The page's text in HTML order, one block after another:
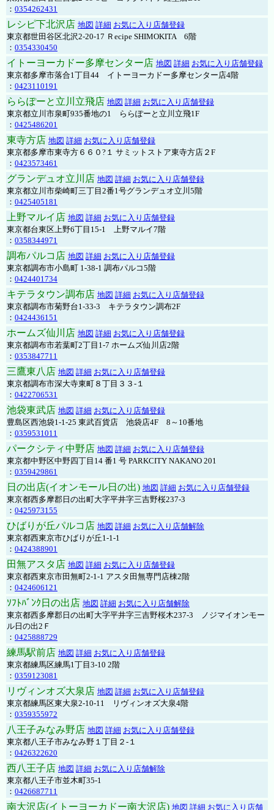
： 0354262431
レシピ下北沢店 地図 詳細 お気に入り店舗登録
東京都世田谷区北沢2-20-17 Ｒecipe SHIMOKITA 6階
： 0354330450
イトーヨーカドー多摩センター店 地図 詳細 お気に入り店舗登録
東京都多摩市落合1丁目44 イトーヨーカドー多摩センター店4階
： 0423110191
ららぽーと立川立飛店 地図 詳細 お気に入り店舗登録
東京都立川市泉町935番地の1 ららぽーと立川立飛1F
： 0425486201
東寺方店 地図 詳細 お気に入り店舗登録
東京都多摩市東寺方６６０?１ サミットストア東寺方店２F
： 0423573461
グランデュオ立川店 地図 詳細 お気に入り店舗登録
東京都立川市柴崎町三丁目2番1号グランデュオ立川5階
： 0425405181
上野マルイ店 地図 詳細 お気に入り店舗登録
東京都台東区上野6丁目15-1 上野マルイ7階
： 0358344971
調布パルコ店 地図 詳細 お気に入り店舗登録
東京都調布市小島町 1-38-1 調布パルコ5階
： 0424401734
キテラタウン調布店 地図 詳細 お気に入り店舗登録
東京都調布市菊野台1-33-3 キテラタウン調布2F
： 0424436151
ホームズ仙川店 地図 詳細 お気に入り店舗登録
東京都調布市若葉町2丁目1-7 ホームズ仙川店2階
： 0353847711
三鷹東八店 地図 詳細 お気に入り店舗登録
東京都調布市深大寺東町８丁目３３-１
： 0422706531
池袋東武店 地図 詳細 お気に入り店舗登録
豊島区西池袋1-1-25 東武百貨店 池袋店4F 8～10番地
： 0359531011
パークシティ中野店 地図 詳細 お気に入り店舗登録
東京都中野区中野四丁目14 番1 号 PARKCITY NAKANO 201
： 0359429861
日の出店(イオンモール日の出) 地図 詳細 お気に入り店舗登録
東京都西多摩郡日の出町大字平井字三吉野桜237-3
： 0425973155
ひばりが丘パルコ店 地図 詳細 お気に入り店舗解除
東京都西東京市ひばりが丘1-1-1
： 0424388901
田無アスタ店 地図 詳細 お気に入り店舗登録
東京都西東京市田無町2-1-1 アスタ田無専門店棟2階
： 0424606121
ｿﾌﾄﾊﾞﾝｸ日の出店 地図 詳細 お気に入り店舗解除
東京都西多摩郡日の出町大字平井字三吉野桜木237-3 ノジマイオンモー
ル日の出2Ｆ
： 0425888729
練馬駅前店 地図 詳細 お気に入り店舗登録
東京都練馬区練馬1丁目3-10 2階
： 0359123081
リヴィンオズ大泉店 地図 詳細 お気に入り店舗登録
東京都練馬区東大泉2-10-11 リヴィンオズ大泉4階
： 0359355972
八王子みなみ野店 地図 詳細 お気に入り店舗登録
東京都八王子市みなみ野１丁目２-１
： 0426322620
西八王子店 地図 詳細 お気に入り店舗解除
東京都八王子市並木町35-1
： 0426687711
南大沢店(イトーヨーカドー南大沢店) 地図 詳細 お気に入り店舗